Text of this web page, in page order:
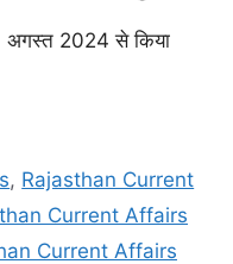
अगस्त 2024 से किया
, Rajasthan Current
Current Affairs
Current Affairs